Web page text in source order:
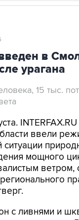
в
урагана
15 тыс.
ввели
мощного
ветром,
с ливнями и